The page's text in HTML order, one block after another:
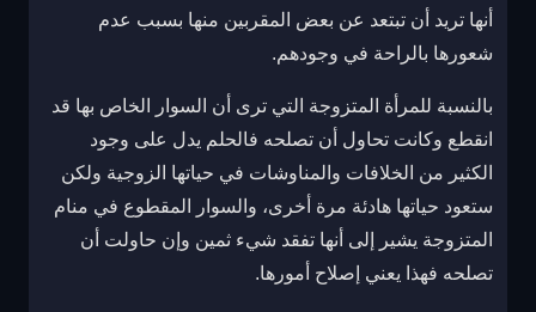
أنها تريد أن تبتعد عن بعض المقربين منها بسبب عدم
شعورها بالراحة في وجودهم.
بالنسبة للمرأة المتزوجة التي ترى أن السوار الخاص بها قد
انقطع وكانت تحاول أن تصلحه فالحلم يدل على وجود
الكثير من الخلافات والمناوشات في حياتها الزوجية ولكن
ستعود حياتها هادئة مرة أخرى، والسوار المقطوع في منام
المتزوجة يشير إلى أنها تفقد شيء ثمين وإن حاولت أن
تصلحه فهذا يعني إصلاح أمورها.